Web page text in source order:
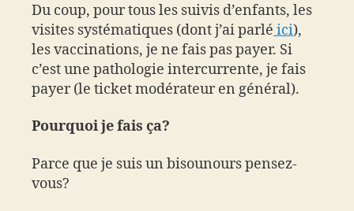
Du coup, pour tous les suivis d’enfants, les
visites systématiques (dont j’ai parlé ici),
les vaccinations, je ne fais pas payer. Si
c’est une pathologie intercurrente, je fais
payer (le ticket modérateur en général).
Pourquoi je fais ça?
Parce que je suis un bisounours pensez-
vous?